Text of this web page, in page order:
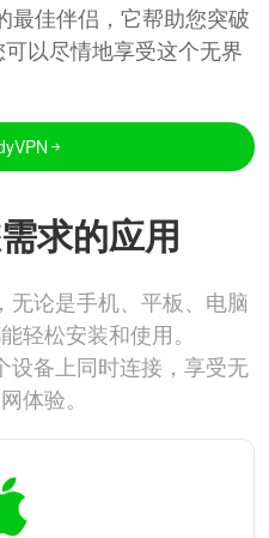
最佳伴侣，它帮助您突破
以尽情地享受这个无界
求的应用
无论是手机、平板、电脑
轻松安装和使用。
设备上同时连接，享受无
体验。